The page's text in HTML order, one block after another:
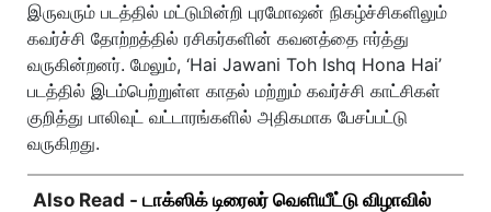
இருவரும் படத்தில் மட்டுமின்றி புரமோஷன் நிகழ்ச்சிகளிலும்
கவர்ச்சி தோற்றத்தில் ரசிகர்களின் கவனத்தை ஈர்த்து
வருகின்றனர். மேலும், ‘Hai Jawani Toh Ishq Hona Hai’
படத்தில் இடம்பெற்றுள்ள காதல் மற்றும் கவர்ச்சி காட்சிகள்
குறித்து பாலிவுட் வட்டாரங்களில் அதிகமாக பேசப்பட்டு
வருகிறது.
Also Read - டாக்ஸிக் டிரைலர் வெளியீட்டு விழாவில்